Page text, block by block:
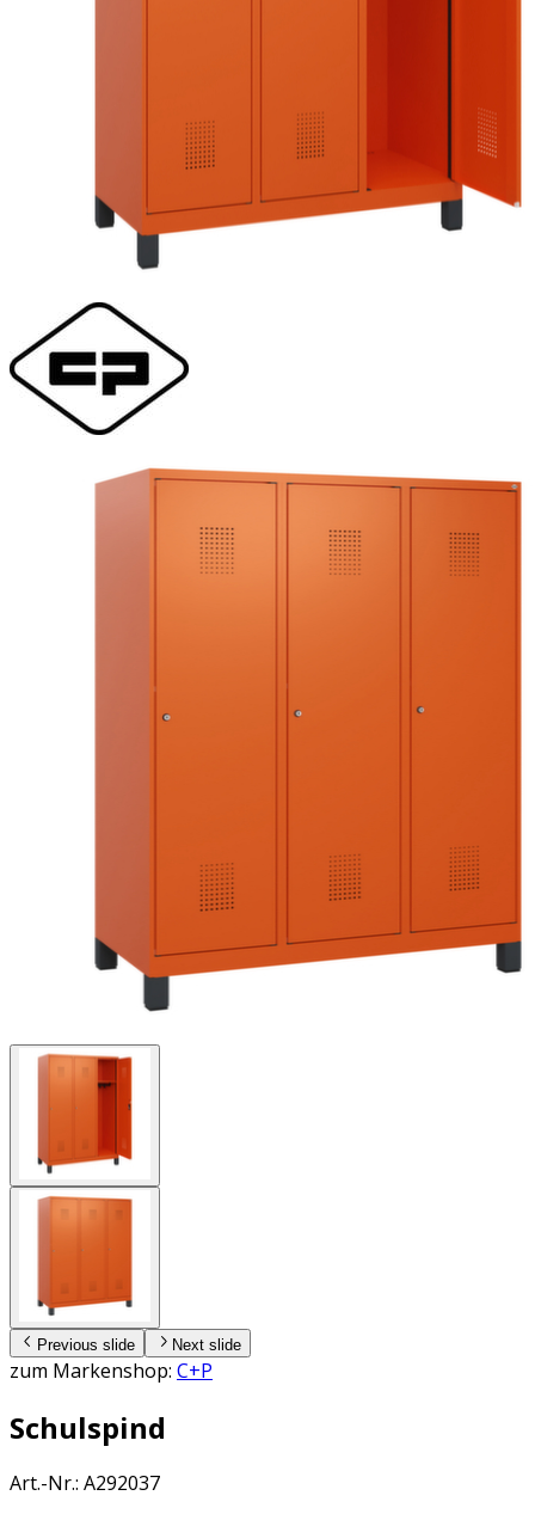
Previous slide Next slide
zum Markenshop: C+P
Schulspind
Art.-Nr.: A292037